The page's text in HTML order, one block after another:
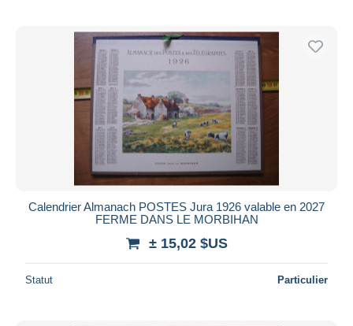
Calendrier Almanach POSTES Jura 1926 valable en 2027
FERME DANS LE MORBIHAN
± 15,02 $US
Statut Particulier